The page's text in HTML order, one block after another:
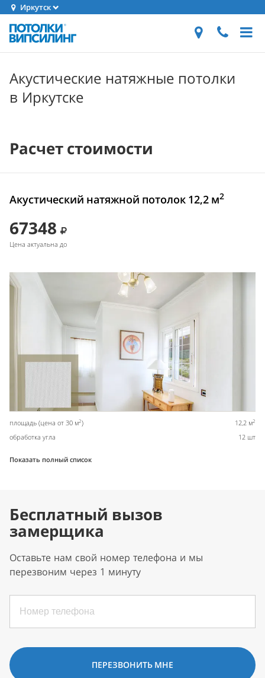
Иркутск
Акустические натяжные потолки
в Иркутске
Расчет стоимости
Акустический натяжной потолок 12,2 м2
67348
Цена актуальна до
площадь (цена от 30 м2) 12,2 м2
обработка угла 12 шт
Показать полный список
Бесплатный вызов
замерщика
Оставьте нам свой номер телефона и мы
перезвоним через 1 минуту
ПЕРЕЗВОНИТЬ МНЕ